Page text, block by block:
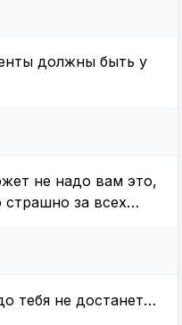
должны быть у
не надо вам это,
страшно за всех…
тебя не достанет…